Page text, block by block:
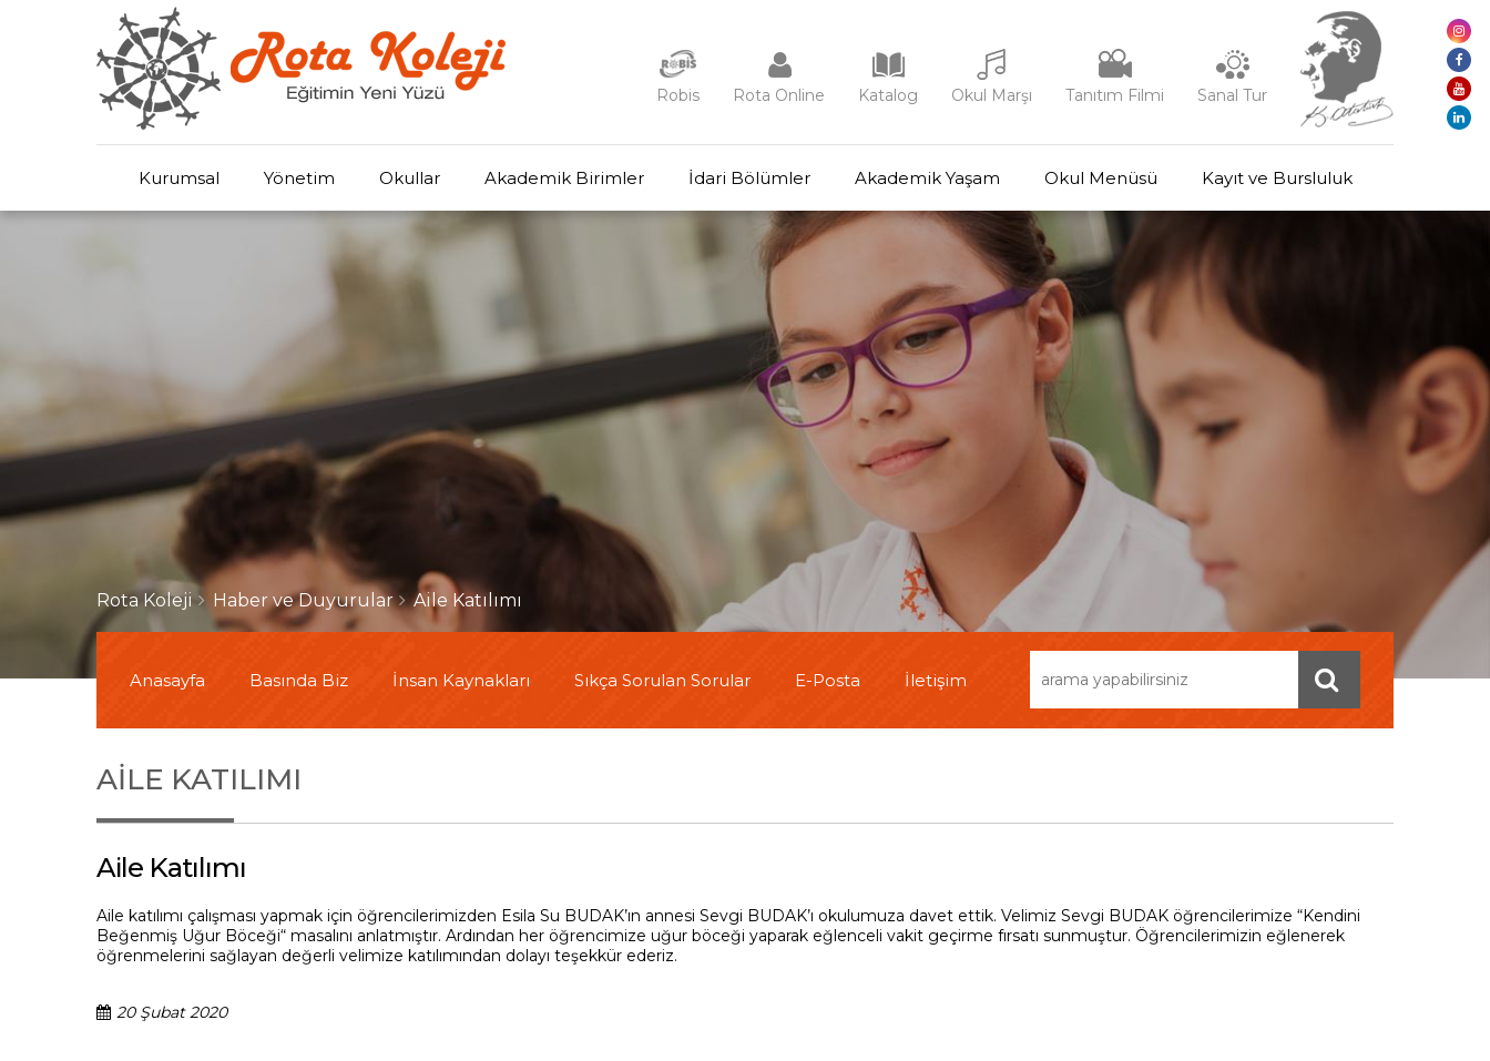
Robis Rota Online Katalog Okul Marşı Tanıtım Filmi Sanal Tur
Kurumsal Yönetim Okullar Akademik Birimler İdari Bölümler Akademik Yaşam Okul Menüsü Kayıt ve Bursluluk
Rota Koleji Haber ve Duyurular Aile Katılımı
Anasayfa Basında Biz İnsan Kaynakları Sıkça Sorulan Sorular E-Posta İletişim
AILE KATILIMI
Aile Katılımı
Aile katılımı çalışması yapmak için öğrencilerimizden Esila Su BUDAK’ın annesi Sevgi BUDAK’ı okulumuza davet ettik. Velimiz Sevgi BUDAK öğrencilerimize “Kendini
Beğenmiş Uğur Böceği“ masalını anlatmıştır. Ardından her öğrencimize uğur böceği yaparak eğlenceli vakit geçirme fırsatı sunmuştur. Öğrencilerimizin eğlenerek
öğrenmelerini sağlayan değerli velimize katılımından dolayı teşekkür ederiz.
20 Şubat 2020